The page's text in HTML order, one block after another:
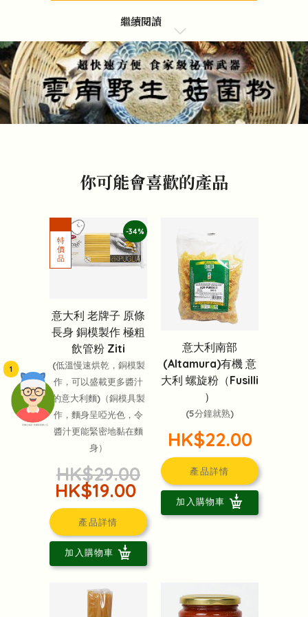
頭像生成器: 快樂家庭網上店
1
繼續閱讀
你可能會喜歡的產品
-34%
意大利 老牌子 原條
長身 銅模製作 極粗
飲管粉 Ziti
(低溫慢速烘乾，銅模製
作，可以盛載更多醬汁
的意大利麵)（銅模具製
作，麵身呈啞光色，令
醬汁更能緊密地黏在麵
身）
HK$29.00
HK$19.00
產品詳情
加入購物車
意大利南部
(Altamura)有機 意
大利 螺旋粉（Fusilli
）
(5分鐘就熟)
HK$22.00
產品詳情
加入購物車